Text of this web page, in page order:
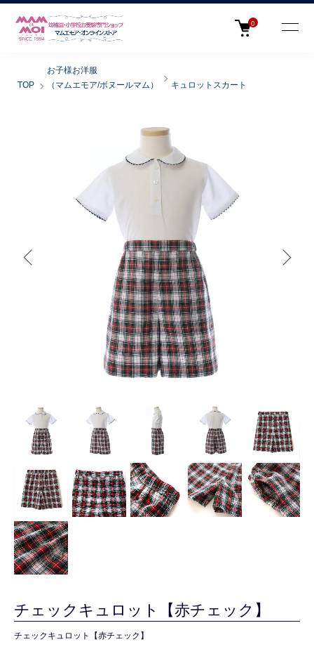
0
TOP
お子様お洋服
（マムエモア/ボヌールマム）
キュロットスカート
チェックキュロット【赤チェック】
チェックキュロット【赤チェック】